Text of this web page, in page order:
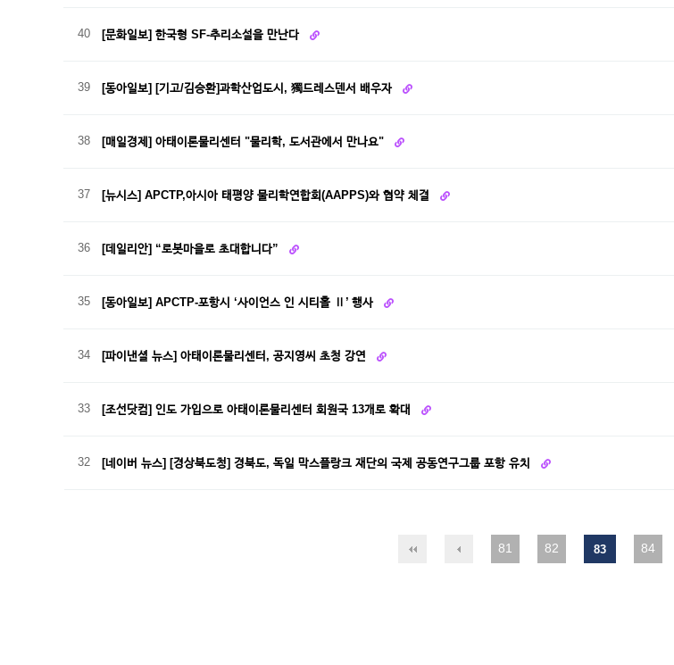
40 [문화일보] 한국형 SF-추리소설을 만난다
39 [동아일보] [기고/김승환]과학산업도시, 獨드레스덴서 배우자
38 [매일경제] 아태이론물리센터 "물리학, 도서관에서 만나요"
37 [뉴시스] APCTP,아시아 태평양 물리학연합회(AAPPS)와 협약 체결
36 [데일리안] “로봇마을로 초대합니다”
35 [동아일보] APCTP-포항시 ‘사이언스 인 시티홀 Ⅱ’ 행사
34 [파이낸셜 뉴스] 아태이론물리센터, 공지영씨 초청 강연
33 [조선닷컴] 인도 가입으로 아태이론물리센터 회원국 13개로 확대
32 [네이버 뉴스] [경상북도청] 경북도, 독일 막스플랑크 재단의 국제 공동연구그룹 포항 유치
81 82 83 84